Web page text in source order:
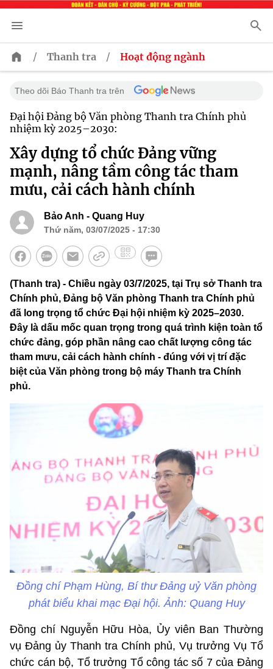
/ Thanh tra / Hoạt động ngành
Theo dõi Báo Thanh tra trên
Đại hội Đảng bộ Văn phòng Thanh tra Chính phủ
nhiệm kỳ 2025–2030:
Xây dựng tổ chức Đảng vững
mạnh, nâng tầm công tác tham
mưu, cải cách hành chính
Bảo Anh - Quang Huy
Thứ năm, 03/07/2025 - 17:30
(Thanh tra) - Chiều ngày 03/7/2025, tại Trụ sở Thanh tra
Chính phủ, Đảng bộ Văn phòng Thanh tra Chính phủ
đã long trọng tổ chức Đại hội nhiệm kỳ 2025–2030.
Đây là dấu mốc quan trọng trong quá trình kiện toàn tổ
chức đảng, góp phần nâng cao chất lượng công tác
tham mưu, cải cách hành chính - đúng với vị trí đặc
biệt của Văn phòng trong bộ máy Thanh tra Chính
phủ.
Đồng chí Phạm Hùng, Bí thư Đảng uỷ Văn phòng
phát biểu khai mạc Đại hội. Ảnh: Quang Huy
Đồng chí Nguyễn Hữu Hòa, Ủy viên Ban Thường
vụ Đảng ủy Thanh tra Chính phủ, Vụ trưởng Vụ Tổ
chức cán bộ, Tổ trưởng Tổ công tác số 7 của Đảng